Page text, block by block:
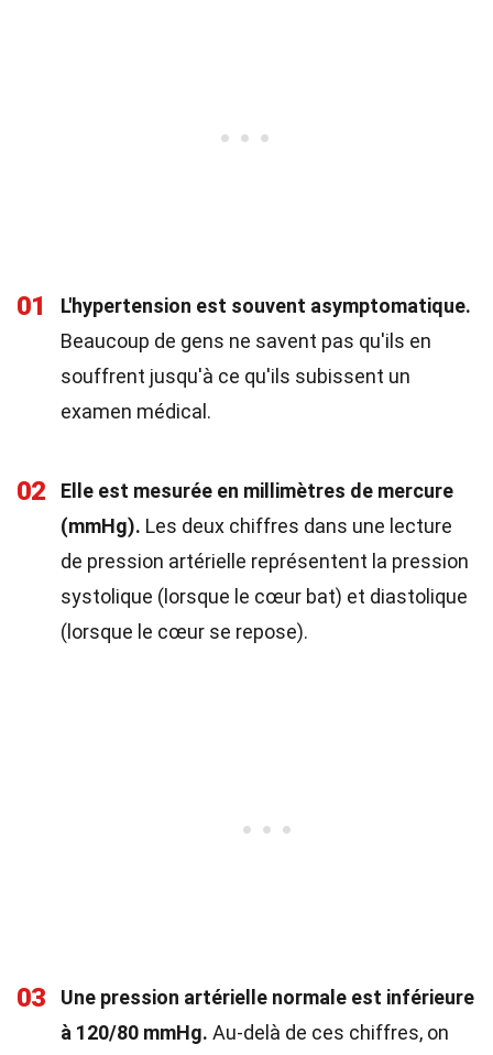
01
L'hypertension est souvent asymptomatique.
Beaucoup de gens ne savent pas qu'ils en
souffrent jusqu'à ce qu'ils subissent un
examen médical.
02
Elle est mesurée en millimètres de mercure
(mmHg). Les deux chiffres dans une lecture
de pression artérielle représentent la pression
systolique (lorsque le cœur bat) et diastolique
(lorsque le cœur se repose).
03
Une pression artérielle normale est inférieure
à 120/80 mmHg. Au-delà de ces chiffres, on